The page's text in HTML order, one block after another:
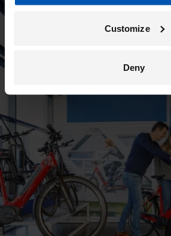
Customize
Deny